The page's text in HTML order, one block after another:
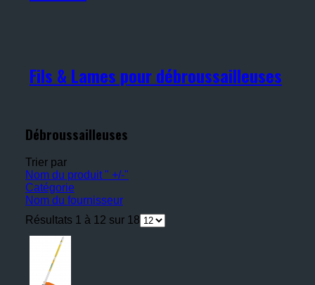
Fils & Lames pour débroussailleuses
Débroussailleuses
Trier par
Nom du produit " +/-"
Catégorie
Nom du fournisseur
Résultats 1 à 12 sur 18